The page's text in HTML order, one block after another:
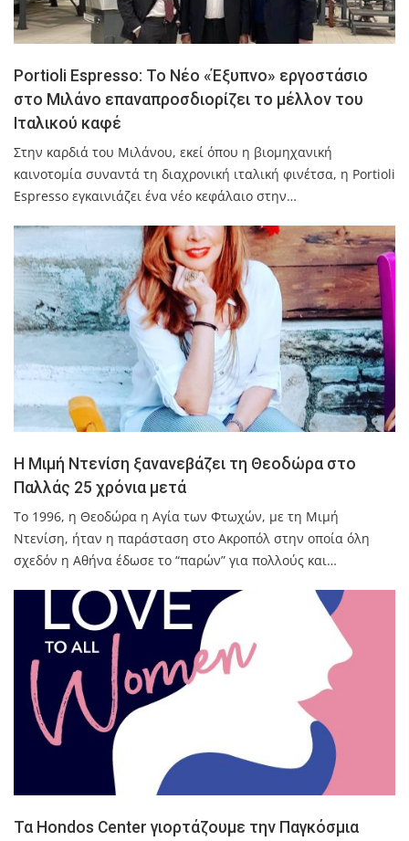
Portioli Espresso: Το Νέο «Έξυπνο» εργοστάσιο
στο Μιλάνο επαναπροσδιορίζει το μέλλον του
Ιταλικού καφέ
Στην καρδιά του Μιλάνου, εκεί όπου η βιομηχανική
καινοτομία συναντά τη διαχρονική ιταλική φινέτσα, η Portioli
Espresso εγκαινιάζει ένα νέο κεφάλαιο στην…
Η Μιμή Ντενίση ξανανεβάζει τη Θεοδώρα στο
Παλλάς 25 χρόνια μετά
Το 1996, η Θεοδώρα η Αγία των Φτωχών, με τη Μιμή
Ντενίση, ήταν η παράσταση στο Ακροπόλ στην οποία όλη
σχεδόν η Αθήνα έδωσε το “παρών” για πολλούς και…
Τα Hondos Center γιορτάζουμε την Παγκόσμια